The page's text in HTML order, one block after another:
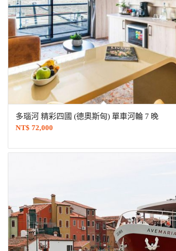
多瑙河 精彩四國 (德奧斯匈) 單車河輪 7 晚
NT$ 72,000